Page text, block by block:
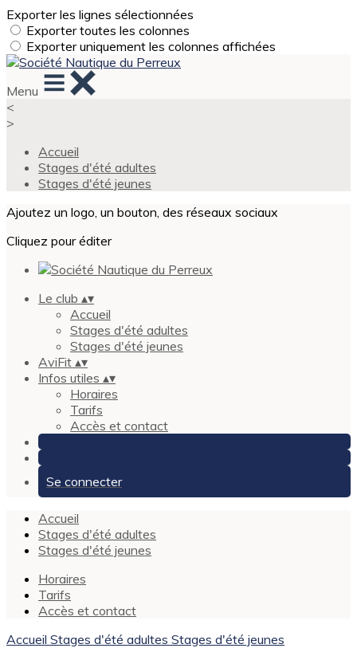
Exporter les lignes sélectionnées
Exporter toutes les colonnes
Exporter uniquement les colonnes affichées
Menu
<
>
Accueil
Stages d'été adultes
Stages d'été jeunes
Ajoutez un logo, un bouton, des réseaux sociaux
Cliquez pour éditer
Le club ▴▾
Accueil
Stages d'été adultes
Stages d'été jeunes
AviFit ▴▾
Infos utiles ▴▾
Horaires
Tarifs
Accès et contact
Se connecter
Accueil
Stages d'été adultes
Stages d'été jeunes
Horaires
Tarifs
Accès et contact
Accueil Stages d'été adultes Stages d'été jeunes